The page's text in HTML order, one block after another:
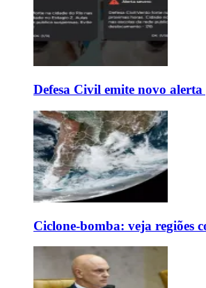
Defesa Civil emite novo
Ciclone-bomba: veja regiões